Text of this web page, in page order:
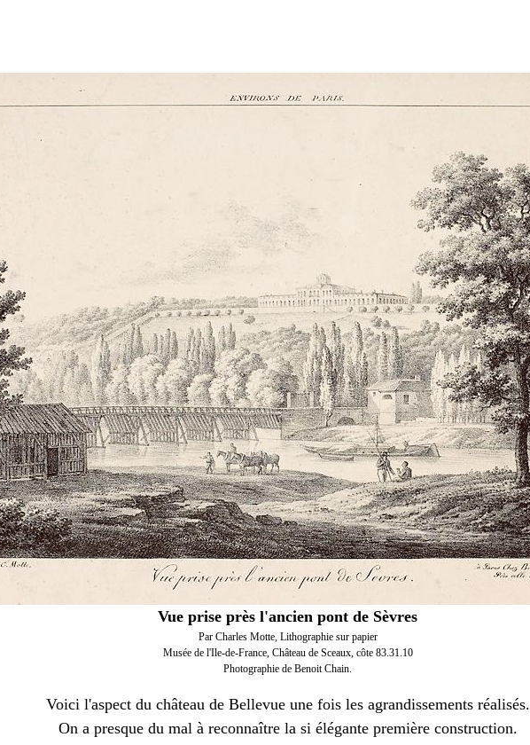
Vue prise près l'ancien pont de Sèvres
Par Charles Motte, Lithographie sur papier
Musée de l'Ile-de-France, Château de Sceaux,côte 83.31.10
Photographie de Benoit Chain.
Voici l'aspect du château de Bellevue une fois les agrandissements réalisés.
On a presque du mal à reconnaître la si élégante première construction.